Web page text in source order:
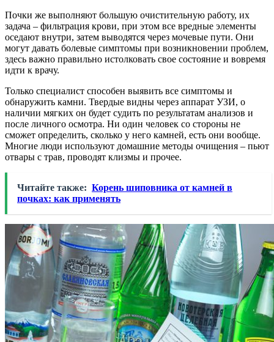
Почки же выполняют большую очистительную работу, их
задача – фильтрация крови, при этом все вредные элементы
оседают внутри, затем выводятся через мочевые пути. Они
могут давать болевые симптомы при возникновении проблем,
здесь важно правильно истолковать свое состояние и вовремя
идти к врачу.
Только специалист способен выявить все симптомы и
обнаружить камни. Твердые видны через аппарат УЗИ, о
наличии мягких он будет судить по результатам анализов и
после личного осмотра. Ни один человек со стороны не
сможет определить, сколько у него камней, есть они вообще.
Многие люди используют домашние методы очищения – пьют
отвары с трав, проводят клизмы и прочее.
Читайте также: Корень шиповника от камней в
почках: как применять